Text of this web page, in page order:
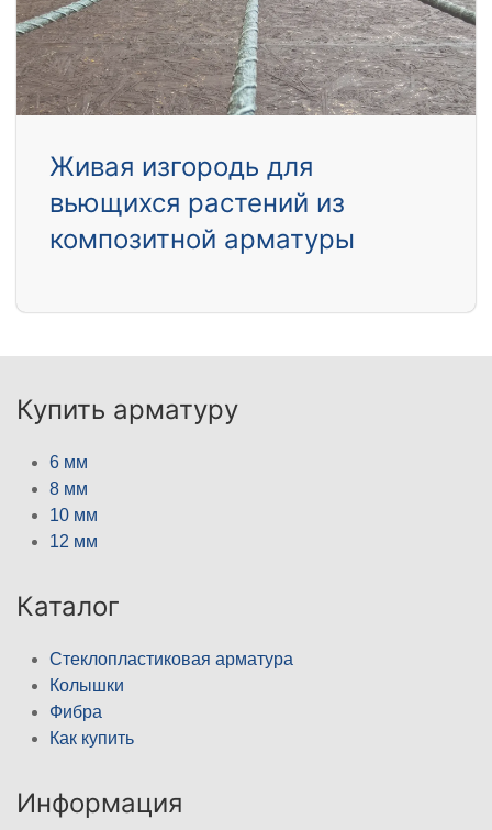
Живая изгородь для
вьющихся растений из
композитной арматуры
Купить арматуру
6 мм
8 мм
10 мм
12 мм
Каталог
Стеклопластиковая арматура
Колышки
Фибра
Как купить
Информация